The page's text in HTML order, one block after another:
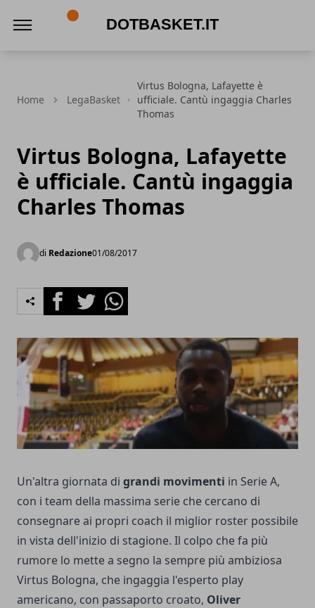
Home LegaBasket
Virtus Bologna, Lafayette è
ufficiale. Cantù ingaggia Charles
Thomas
Virtus Bologna, Lafayette
è ufficiale. Cantù ingaggia
Charles Thomas
di Redazione01/08/2017
FacebookTwitterWhatsapp
Un'altra giornata di grandi movimenti in Serie A,
con i team della massima serie che cercano di
consegnare ai propri coach il miglior roster possibile
in vista dell'inizio di stagione. Il colpo che fa più
rumore lo mette a segno la sempre più ambiziosa
Virtus Bologna, che ingaggia l'esperto play
americano, con passaporto croato, Oliver